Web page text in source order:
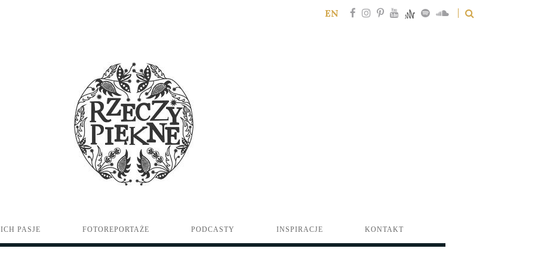
EN
PASJE FOTOREPORTAŻE PODCASTY INSPIRACJE KONTAKT